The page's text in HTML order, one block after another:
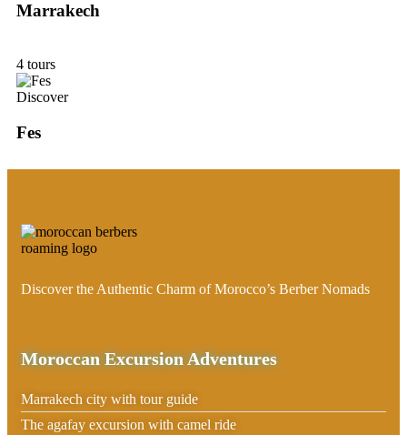
Marrakech
4 tours
Discover
Fes
Discover the Authentic Charm of Morocco’s Berber Nomads
Moroccan Excursion Adventures
Marrakech city with tour guide
The agafay excursion with camel ride